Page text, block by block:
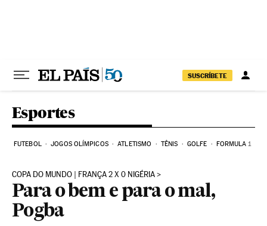
SUSCRÍBETE
Esportes
FUTEBOL JOGOS OLÍMPICOS ATLETISMO TÊNIS GOLFE FORMULA 1
COPA DO MUNDO | FRANÇA 2 X 0 NIGÉRIA
Para o bem e para o mal,
Pogba